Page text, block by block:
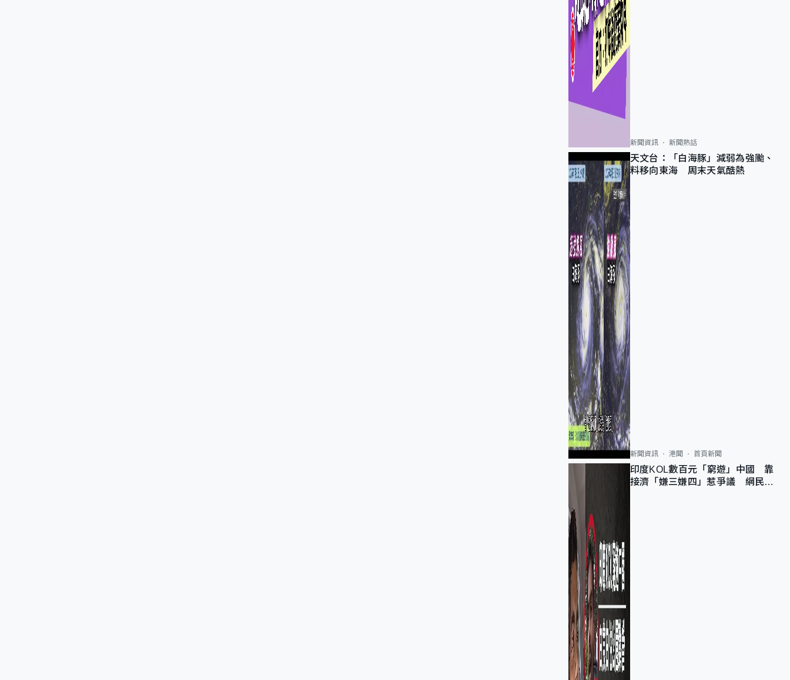
新聞資訊 新聞熱話
天文台：「白海豚」減弱為強颱、
料移向東海 周末天氣酷熱
新聞資訊 港聞 首頁新聞
印度KOL數百元「窮遊」中國 靠
接濟「嫌三嫌四」惹爭議 網民：